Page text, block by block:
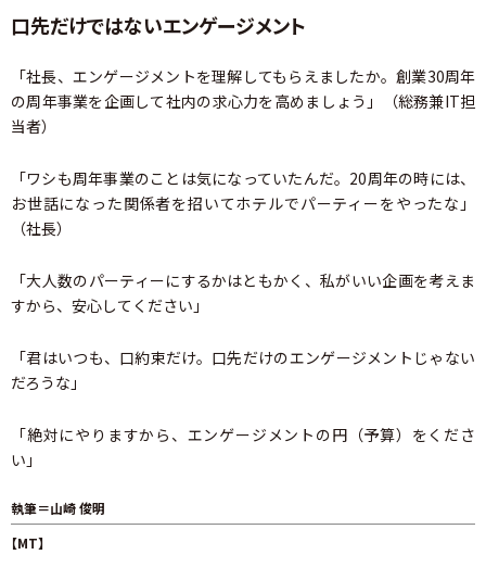
口先だけではないエンゲージメント
「社長、エンゲージメントを理解してもらえましたか。創業30周年
の周年事業を企画して社内の求心力を高めましょう」（総務兼IT担
当者）
「ワシも周年事業のことは気になっていたんだ。20周年の時には、
お世話になった関係者を招いてホテルでパーティーをやったな」
（社長）
「大人数のパーティーにするかはともかく、私がいい企画を考えま
すから、安心してください」
「君はいつも、口約束だけ。口先だけのエンゲージメントじゃない
だろうな」
「絶対にやりますから、エンゲージメントの円（予算）をくださ
い」
執筆＝山崎 俊明
【MT】